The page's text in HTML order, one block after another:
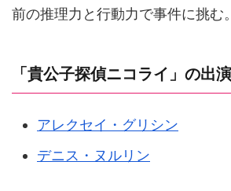
前の推理力と行動力で事件に挑む。
「貴公子探偵ニコライ」の出
アレクセイ・グリシン
デニス・ヌルリン